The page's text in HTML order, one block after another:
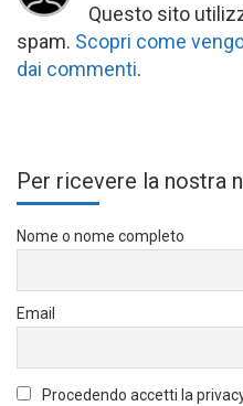
Questo sito
spam. Scopri come
dai commenti.
Per ricevere la nostra
Nome o nome completo
Email
Procedendo accetti la